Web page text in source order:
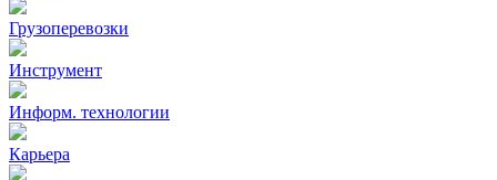
Грузоперевозки
Инструмент
Информ. технологии
Карьера